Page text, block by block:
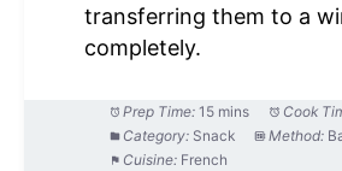
transferring them to a
completely.
Prep Time: 15 mins Cook
Category: Snack Method:
Cuisine: French